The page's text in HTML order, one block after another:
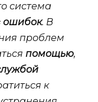
система
ошибок. В
проблем
помощью,
к